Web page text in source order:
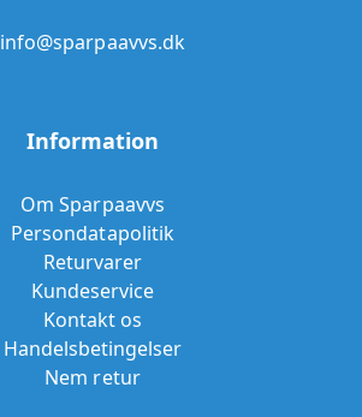
info@sparpaavvs.dk
Information
Om Sparpaavvs
Persondatapolitik
Returvarer
Kundeservice
Kontakt os
Handelsbetingelser
Nem retur